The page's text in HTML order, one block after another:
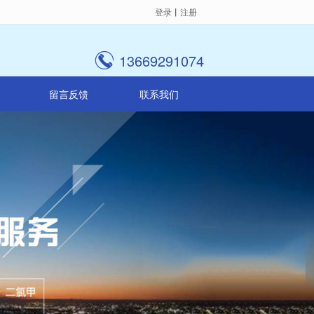
登录 丨 注册
 13669291074
留言反馈 联系我们